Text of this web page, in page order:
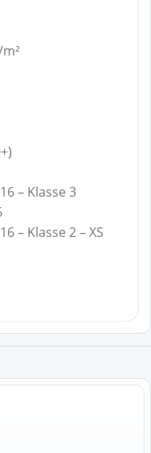
– Klasse 3
– Klasse 2 – XS